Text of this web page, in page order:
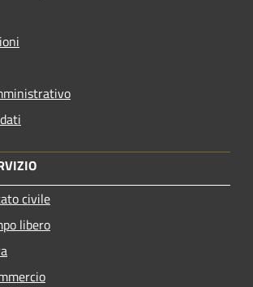
civile
libero